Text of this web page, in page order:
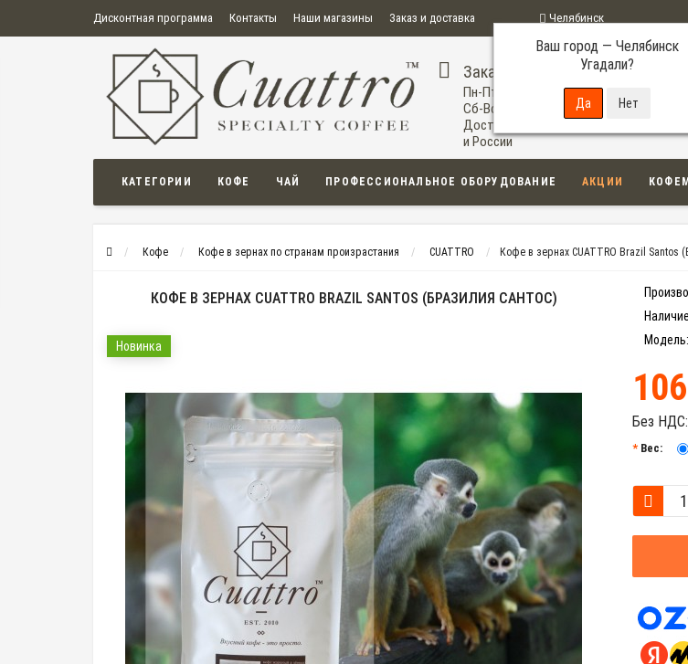
Дисконтная программа Контакты Наши магазины Заказ и доставка
О нас Оплата Правила продажи товаров
Политика конфиденциальности
Политика в отношении обработки персональных данных
Пользовательское соглашение
Челябинск
Ваш город — Челябинск
Угадали?
Заказ по телефону
Пн-Пт: 09:00-20:00
Сб-Вс: 11:00-18:00
Доставка по Челябинску
и России
КАТЕГОРИИ КОФЕ ЧАЙ ПРОФЕССИОНАЛЬНОЕ ОБОРУДОВАНИЕ АКЦИИ
Кофе Кофе в зернах по странам произрастания CUATTRO Кофе в зернах CUATTRO Brazil Santos
КОФЕ В ЗЕРНАХ CUATTRO BRAZIL SANTOS (БРАЗИЛИЯ САНТОС)
Новинка Модель:
Без НДС:
Вес: